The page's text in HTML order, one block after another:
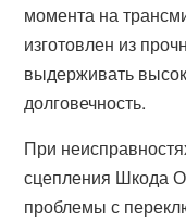
момента на
изготовлен из
выдерживать
долговечность.
При
сцепления Шкода
проблемы с